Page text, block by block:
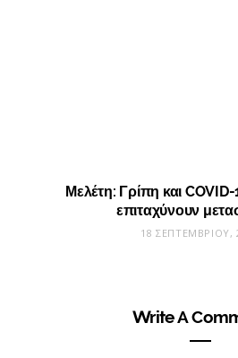
Μελέτη: Γρίπη και COVID-
επιταχύνουν
18 ΣΕΠΤΕΜΒΡΊΟΥ,
Write A